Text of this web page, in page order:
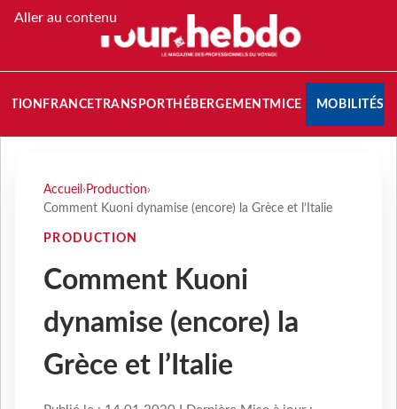
Aller au contenu
FRANCETRANSPORT HÉBERGEMENTMICE MOBILITÉS
Accueil › Production›
Comment Kuoni dynamise (encore) la Grèce et l’Italie
PRODUCTION
Comment Kuoni
dynamise (encore) la
Grèce et l’Italie